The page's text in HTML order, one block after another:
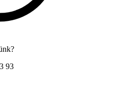
93